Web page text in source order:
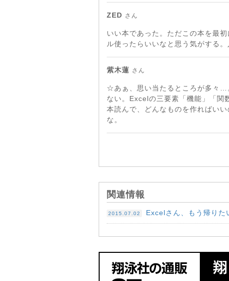
ZED さん
いい本であった。ただこの本を最
ル使ったらいいなと思う気がする
紫木蓮 さん
☆あぁ、思い当たるところが多々…
ない。Excelの三要素「機能」「
本読んで、どんなものを作ればい
な。
関連情報
2015.07.02 Excelさん、もう帰り